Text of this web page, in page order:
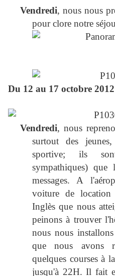
Vendredi, nous nous
pour clore notre
Du 12 au 17 octobre
Vendredi, nous
surtout des
sportive; ils
sympathiques)
messages. A
voiture de
Inglès que nous
peinons à trouver
nous nous
que nous avons
quelques courses à
jusqu'à 22H. Il fait